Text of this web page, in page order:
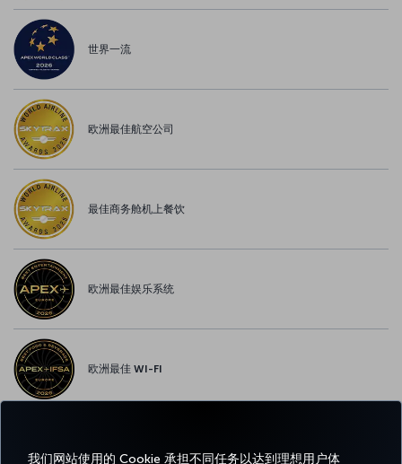
我们网站使用的 Cookie 承担不同任务以达到理想用户体
世界一流
欧洲最佳航空公司
最佳商务舱机上餐饮
欧洲最佳娱乐系统
欧洲最佳 WI-FI